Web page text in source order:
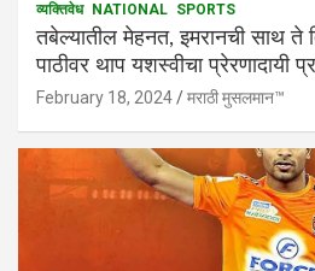
व्यक्तिवेध NATIONAL SPORTS
तबेल्यातील मेहनत, इमरानची साथ ते
पाठीवर थाप यशस्वीचा प्रेरणादायी
February 18, 2024 मराठी मुसलमान™️